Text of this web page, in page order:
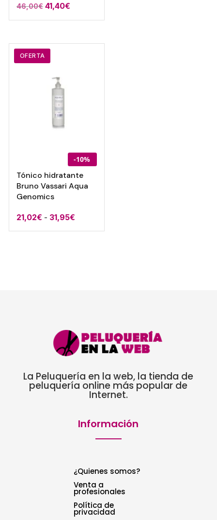
46,00€ El
precio
era:
46,00€.
41,40€El
precio
es:
OFERTA
-10%
Tónico hidratante
Bruno Vassari Aqua
Genomics
21,02€ - 31,95€Rango
de
La Peluquería en la web, la tienda de
peluquería online más popular de
Internet.
Información
¿Quienes somos?
Venta a
profesionales
Política de
privacidad